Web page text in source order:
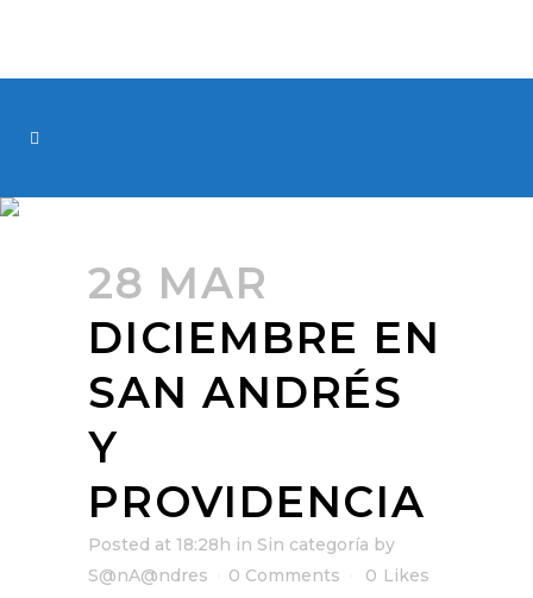
28 MAR
DICIEMBRE EN
SAN ANDRÉS
Y
PROVIDENCIA
Posted at 18:28h in Sin categoría by
S@nA@ndres
0 Comments 0 Likes